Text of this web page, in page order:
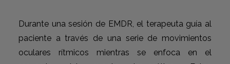
Durante una sesión de EMDR, el terapeuta guía al
paciente a través de una serie de movimientos
oculares rítmicos mientras se enfoca en el